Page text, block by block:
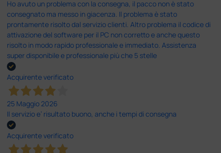
Ho avuto un problema con la consegna, il pacco non è stato
consegnato ma messo in giacenza. Il problema è stato
prontamente risolto dal servizio clienti. Altro problema il codice di
attivazione del software per il PC non corretto e anche questo
risolto in modo rapido professionale e immediato. Assistenza
super disponibile e professionale più che 5 stelle
Acquirente verificato
25 Maggio 2026
Il servizio e’ risultato buono, anche i tempi di consegna
Acquirente verificato